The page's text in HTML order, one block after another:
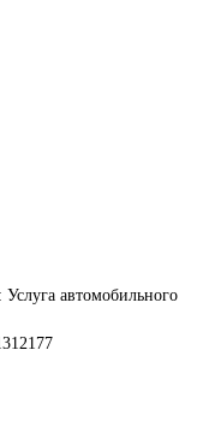
Услуга автомобильного